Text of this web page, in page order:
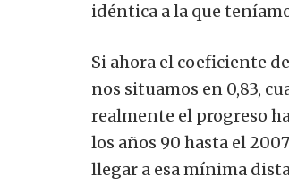
idéntica a la que
Si ahora el coeficiente
nos situamos en 0,83,
realmente el progreso
los años 90 hasta el
llegar a esa mínima